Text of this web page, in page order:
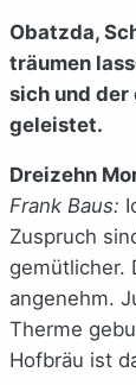
Obatzda,
träumen
sich und der
geleistet.
Dreizehn
Frank Baus:
Zuspruch
gemütlicher.
angenehm.
Therme
Hofbräu ist